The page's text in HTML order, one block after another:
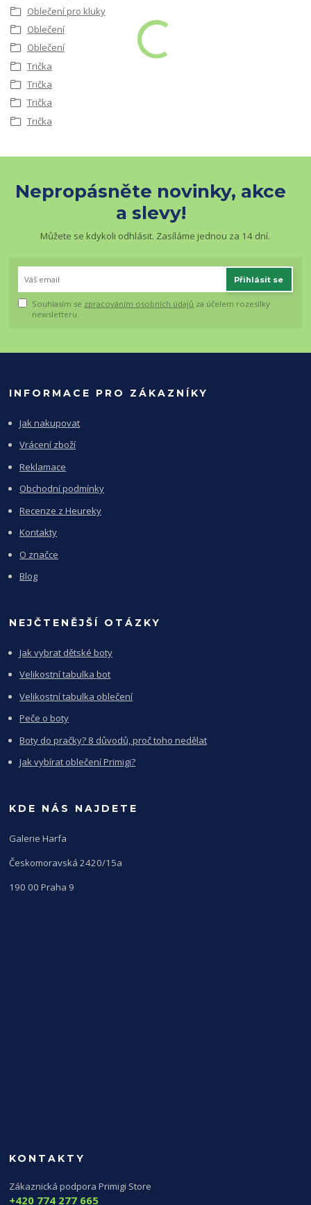
Oblečení pro kluky
Oblečení
Oblečení
Trička
Trička
Trička
Trička
Nepropásněte novinky, akce
a slevy!
Můžete se kdykoli odhlásit. Zasíláme jednou za 14 dní.
Přihlásit se
Souhlasím se zpracováním osobních údajů za účelem rozesílky
newsletteru.
INFORMACE PRO ZÁKAZNÍKY
Jak nakupovat
Vrácení zboží
Reklamace
Obchodní podmínky
Recenze z Heureky
Kontakty
O značce
Blog
NEJČTENĚJŠÍ OTÁZKY
Jak vybrat dětské boty
Velikostní tabulka bot
Velikostní tabulka oblečení
Peče o boty
Boty do pračky? 8 důvodů, proč toho nedělat
Jak vybírat oblečení Primigi?
KDE NÁS NAJDETE
Galerie Harfa
Českomoravská 2420/15a
190 00 Praha 9
KONTAKTY
Zákaznická podpora Primigi Store
+420 774 277 665